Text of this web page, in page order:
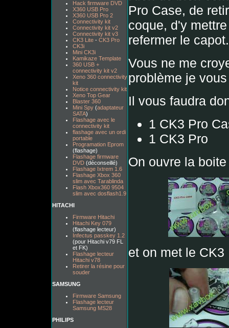
Hack firmware DVD
X360 USB Pro
X360 USB Pro 2
Connectivity kit
Connectivity kit v2
Connectivity kit v3
CK3 Lite - CK3 Pro
CK3i
Mini CK3i
Kamikaze Template
360 USB +
connectivity kit v2
Xeno 360 connectivity
kit
Notice connectivity kit
Xeno Top Gear
Blaster 360
Mini Spy (adaptateur
SATA)
Flashage avec le
connectivity kit
flashage avec un ordi
portable
Programation Eprom
(flashage)
Flashage firmware
DVD (déconseillé)
Flashage Ixtrem 1.6
Flashage Xbox 360
slim avec Tarablinda
Flash Xbox360 9504
slim avec dosflash1.9
HITACHI
Firmware Hitachi
Hitachi Key 079
(flashage lecteur)
Infectus passkey 1.2
(pour Hitachi v79 FL
et FK)
Flashage lecteur
Hitachi v78
Retirer la résine pour
souder
SAMSUNG
Firmware Samsung
Flashage lecteur
Samsung MS28
PHILIPS
Pro Case, de
coque, d'y
refermer le capot.
Vous ne me
problème je
Il vous faudra
1 CK3 Pro
1 CK3 Pro
On ouvre la
et on met le